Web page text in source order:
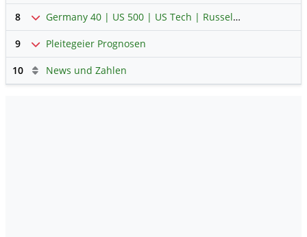
8 Germany 40 | US 500 | US Tech | Russel | Hong Kong 50
9 Pleitegeier Prognosen
10 News und Zahlen